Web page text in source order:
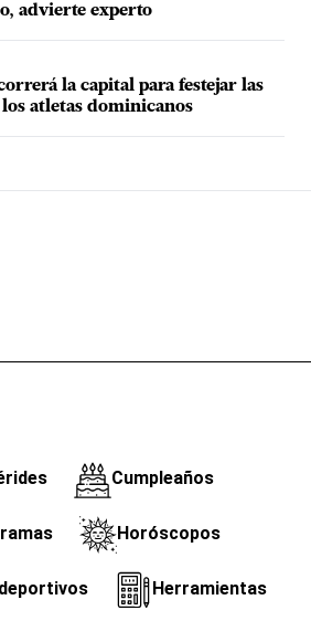
advierte experto
la capital para festejar las
atletas dominicanos
Cumpleaños
Horóscopos
Herramientas